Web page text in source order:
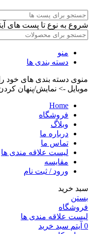
شروع به نوع تا پست های
منو
دسته بندی ها
منوی دسته بندی های خود
موبایل -> نمایش/پنهان
Home
فروشگاه
وبلاگ
درباره ما
تماس ما
لیست علاقه مندی ها
مقایسه
ورود / ثبت نام
سبد خرید
بستن
فروشگاه
لیست علاقه مندی ها
0 آیتم سبد خرید